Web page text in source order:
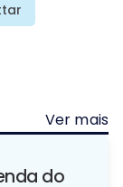
Ver mais
do